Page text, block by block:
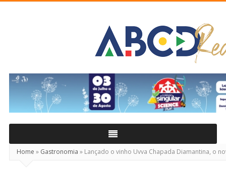
Real
Home » Gastronomia » Lançado o vinho Uvva Chapada Diamantina, o